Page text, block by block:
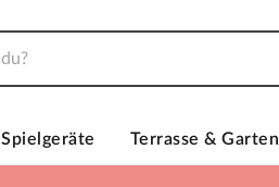
Spielgeräte Terrasse & Garten